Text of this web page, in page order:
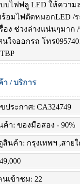
บไฟฟลู LED ให้ความ
อมไฟตัดหมอกLED /
รื่อง ช่วงล่างแน่นๆมาก
ใจออกรถ โทร
/ บริการ
ประกาศ: CA324749
า: ของมือสอง - 90%
นค้า: กรุงเทพฯ ,สาย
เข้าชม: 22